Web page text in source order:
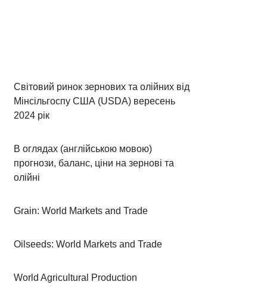
Світовий ринок зернових та олійних від
Мінсільгоспу США (USDA) вересень
2024 рік
В оглядах (англійською мовою)
прогнози, баланс, ціни на зернові та
олійні
Grain: World Markets and Trade
Oilseeds: World Markets and Trade
World Agricultural Production